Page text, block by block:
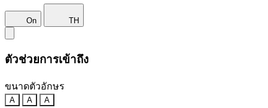
On TH
ตัวช่วยการเข้าถึง
ขนาดตัวอักษร
A A A